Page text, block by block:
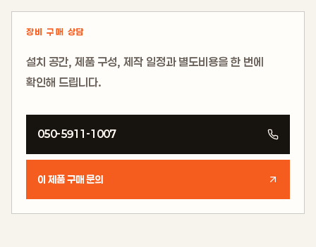
장비 구매 상담
설치 공간, 제품 구성, 제작 일정과 별도비용을 한 번에
확인해 드립니다.
050-5911-1007
이 제품 구매 문의